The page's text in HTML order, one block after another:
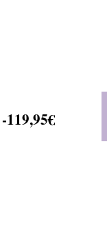
119,95€